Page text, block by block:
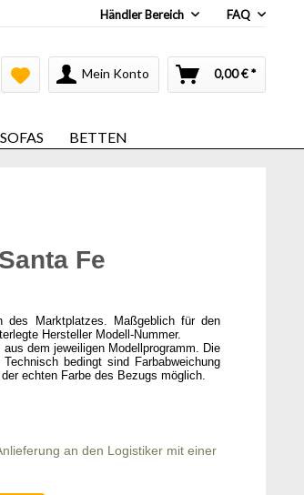
Händler Bereich FAQ
Mein Konto 0,00 € *
BETTEN
Fe
des Marktplatzes. Maßgeblich für den
Hersteller Modell-Nummer.
dem jeweiligen Modellprogramm. Die
bedingt sind Farbabweichung
echten Farbe des Bezugs möglich.
an den Logistiker mit einer